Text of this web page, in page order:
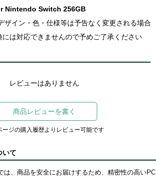
Nintendo Switch 256GB
ザイン・色・仕様等は予告なく変更される場合
には対応できませんので予めご了承ください
レビューはありません
商品レビューを書く
ージの購入履歴よりレビュー可能です
いて
は、商品を安全にお届けするため、精密性の高いPC